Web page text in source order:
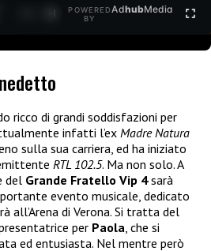
POWERED
BY
AdhubMedia
ricco di grandi soddisfazioni per
infatti l’ex Madre Natura
sulla sua carriera, ed ha iniziato
RTL 102.5. Ma non solo. A
del Grande Fratello Vip 4sarà
evento musicale, dedicato
all’Arena di Verona. Si tratta del
per Paola, che si
ed entusiasta. Nel mentre però